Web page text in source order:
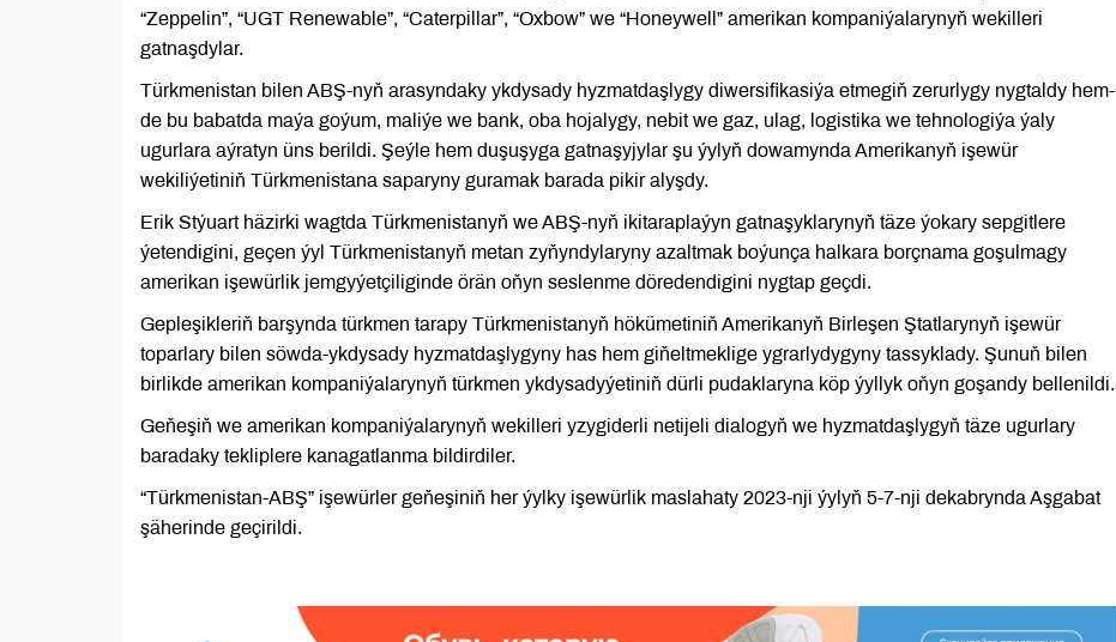
“Zeppelin”, “UGT Renewable”, “Caterpillar”, “Oxbow” we “Honeywell” amerikan kompaniýalarynyň wekilleri
gatnaşdylar.
Türkmenistan bilen ABŞ-nyň arasyndaky ykdysady hyzmatdaşlygy diwersifikasiýa etmegiň zerurlygy nygtaldy hem-
de bu babatda maýa goýum, maliýe we bank, oba hojalygy, nebit we gaz, ulag, logistika we tehnologiýa ýaly
ugurlara aýratyn üns berildi. Şeýle hem duşuşyga gatnaşyjylar şu ýylyň dowamynda Amerikanyň işewür
wekiliýetiniň Türkmenistana saparyny guramak barada pikir alyşdy.
Erik Stýuart häzirki wagtda Türkmenistanyň we ABŞ-nyň ikitaraplaýyn gatnaşyklarynyň täze ýokary sepgitlere
ýetendigini, geçen ýyl Türkmenistanyň metan zyňyndylaryny azaltmak boýunça halkara borçnama goşulmagy
amerikan işewürlik jemgyýetçiliginde örän oňyn seslenme döredendigini nygtap geçdi.
Gepleşikleriň barşynda türkmen tarapy Türkmenistanyň hökümetiniň Amerikanyň Birleşen Ştatlarynyň işewür
toparlary bilen söwda-ykdysady hyzmatdaşlygyny has hem giňeltmeklige ygrarlydygyny tassyklady. Şunuň bilen
birlikde amerikan kompaniýalarynyň türkmen ykdysadyýetiniň dürli pudaklaryna köp ýyllyk oňyn goşandy bellenildi.
Geňeşiň we amerikan kompaniýalarynyň wekilleri yzygiderli netijeli dialogyň we hyzmatdaşlygyň täze ugurlary
baradaky tekliplere kanagatlanma bildirdiler.
“Türkmenistan-ABŞ” işewürler geňeşiniň her ýylky işewürlik maslahaty 2023-nji ýylyň 5-7-nji dekabrynda Aşgabat
şäherinde geçirildi.